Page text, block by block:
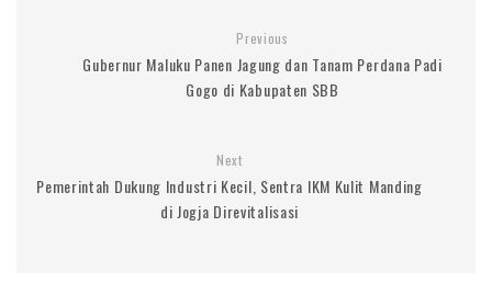
Previous
Gubernur Maluku Panen Jagung dan Tanam Perdana Padi
Gogo di Kabupaten SBB
Next
Pemerintah Dukung Industri Kecil, Sentra IKM Kulit Manding
di Jogja Direvitalisasi